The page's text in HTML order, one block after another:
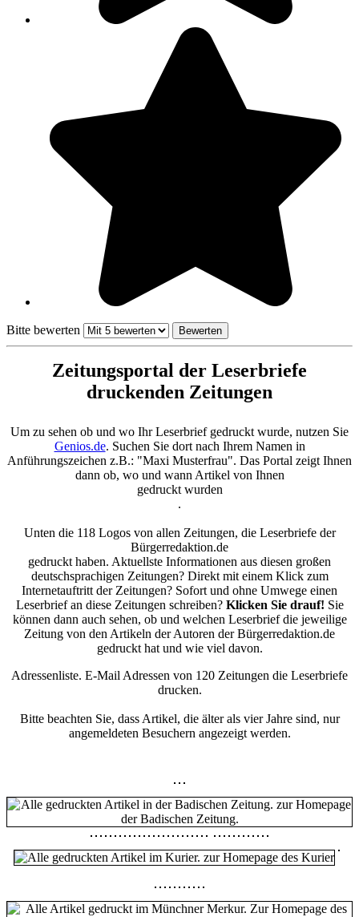
Bitte bewerten
Zeitungsportal der Leserbriefe
druckenden Zeitungen
Um zu sehen ob und wo Ihr Leserbrief gedruckt wurde, nutzen Sie
Genios.de. Suchen Sie dort nach Ihrem Namen in
Anführungszeichen z.B.: "Maxi Musterfrau". Das Portal zeigt Ihnen
dann ob, wo und wann Artikel von Ihnen
gedruckt wurden
.
Unten die 118 Logos von allen Zeitungen, die Leserbriefe der
Bürgerredaktion.de
gedruckt haben. Aktuellste Informationen aus diesen großen
deutschsprachigen Zeitungen? Direkt mit einem Klick zum
Internetauftritt der Zeitungen? Sofort und ohne Umwege einen
Leserbrief an diese Zeitungen schreiben? Klicken Sie drauf! Sie
können dann auch sehen, ob und welchen Leserbrief die jeweilige
Zeitung von den Artikeln der Autoren der Bürgerredaktion.de
gedruckt hat und wie viel davon.
Adressenliste. E-Mail Adressen von 120 Zeitungen die Leserbriefe
drucken.
Bitte beachten Sie, dass Artikel, die älter als vier Jahre sind, nur
angemeldeten Besuchern angezeigt werden.